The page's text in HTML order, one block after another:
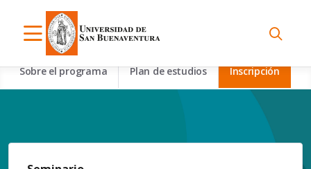
Sobre el programa Plan de estudios Inscripción